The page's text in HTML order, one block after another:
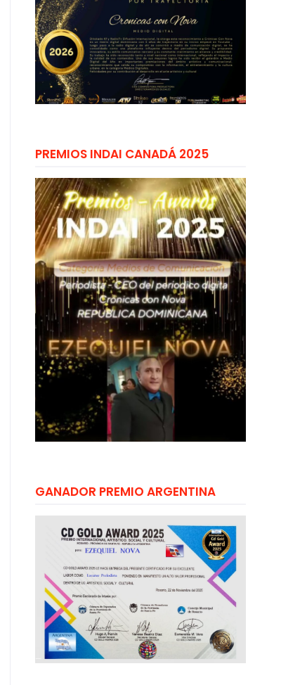
PREMIOS INDAI CANADÁ 2025
GANADOR PREMIO ARGENTINA